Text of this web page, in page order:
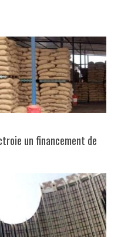
un financement de